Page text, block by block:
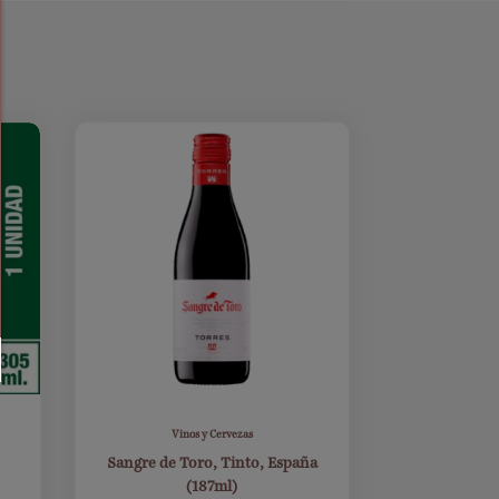
Vinos y Cervezas
Sangre de Toro, Tinto, España
(187ml)